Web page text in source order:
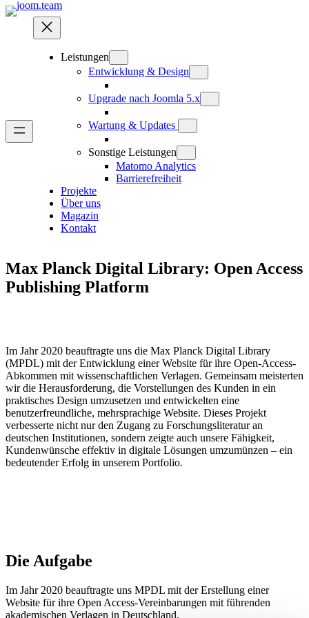
Zum
springen
Leistungen
Entwicklung & Design
Upgrade nach Joomla 5.x
Wartung & Updates
Sonstige Leistungen
Matomo Analytics
Barrierefreiheit
Projekte
Über uns
Magazin
Kontakt
Max Planck Digital Library: Open Access
Publishing Platform
Im Jahr 2020 beauftragte uns die Max Planck Digital Library
(MPDL) mit der Entwicklung einer Website für ihre Open-Access-
Abkommen mit wissenschaftlichen Verlagen. Gemeinsam meisterten
wir die Herausforderung, die Vorstellungen des Kunden in ein
praktisches Design umzusetzen und entwickelten eine
benutzerfreundliche, mehrsprachige Website. Dieses Projekt
verbesserte nicht nur den Zugang zu Forschungsliteratur an
deutschen Institutionen, sondern zeigte auch unsere Fähigkeit,
Kundenwünsche effektiv in digitale Lösungen umzumünzen – ein
bedeutender Erfolg in unserem Portfolio.
Die Aufgabe
Im Jahr 2020 beauftragte uns MPDL mit der Erstellung einer
Website für ihre Open Access-Vereinbarungen mit führenden
akademischen Verlagen in Deutschland.